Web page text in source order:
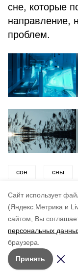
Cайт использует
(Яндекс.Метрика и
сайтом, Вы
персональных
браузера.
Принять
канал
Рассказываем о
и достоверная
сне, которые
направление,
проблем.
сон сны
календарь
по
5